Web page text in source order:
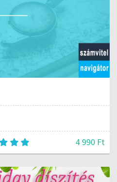
4 990 Ft